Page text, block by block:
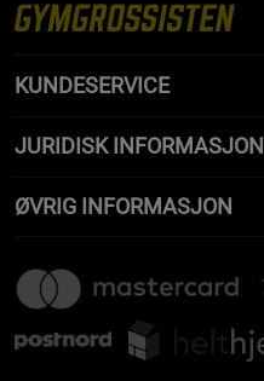
KUNDESERVICE
JURIDISK INFORMASJON
ØVRIG INFORMASJON